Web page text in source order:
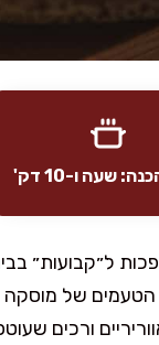
שעה ו-10 דק'
ל״קבועות״
של
ורכים